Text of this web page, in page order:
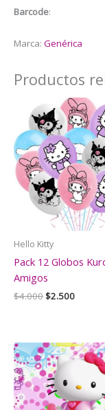
Barcode:
Marca: Genérica
Productos
Hello Kitty
Pack 12 Globos
Amigos
$4.000El
$4.000.
$2.500El
$2.500.